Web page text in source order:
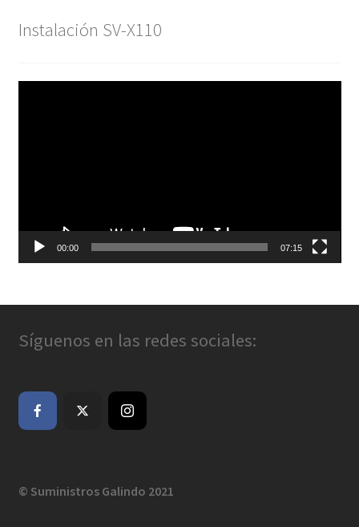
Instalación SV-X110
00:00 07:15
Síguenos en las redes sociales:
© Suministros Galindo 2021